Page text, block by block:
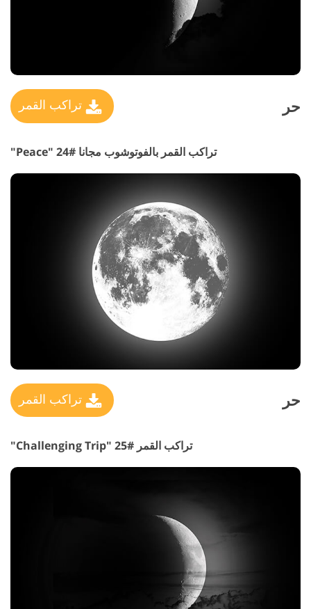
حر تراكب القمر
تراكب القمر بالفوتوشوب مجانا #24 "Peace"
حر تراكب القمر
تراكب القمر #25 "Challenging Trip"